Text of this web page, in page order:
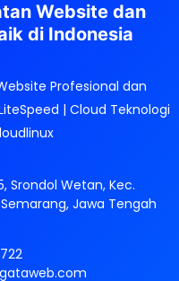
Website dan
di Indonesia
Profesional dan
| Cloud Teknologi
Srondol Wetan, Kec.
Jawa Tengah